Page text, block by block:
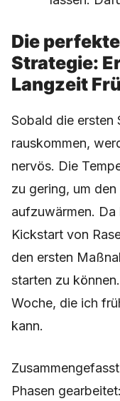
Die
Strategie:
Langzeit
Sobald die ersten
rauskommen,
nervös. Die
zu gering, um
aufzuwärmen. Da
Kickstart von
den ersten
starten zu
Woche, die ich
kann.
Phasen gearbeitet: